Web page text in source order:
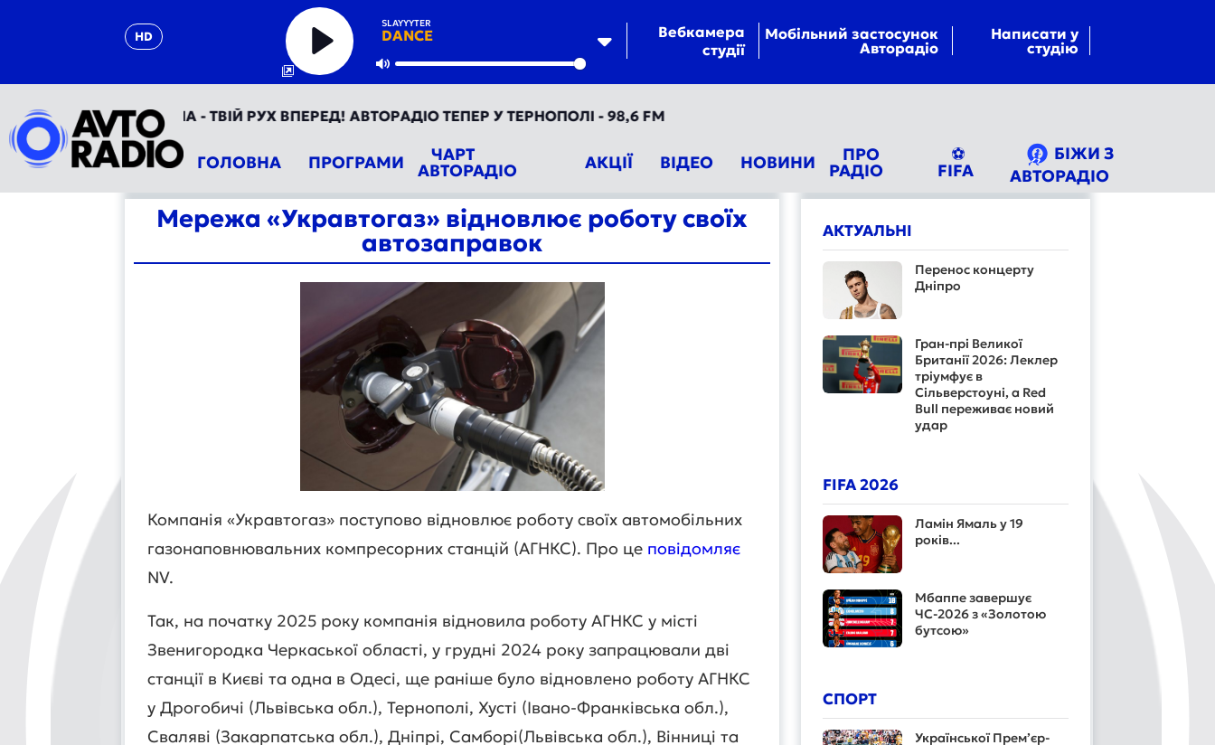
HD
SLAYYYTER
DANCE
Play
Mute
Вебкамера
студії
Мобільний застосунок
Авторадіо
Написати у
студію
АВТОРАДІО УКРАЇНА - ТВІЙ РУХ ВПЕРЕД! АВТОРАДІО ТЕПЕР У ТЕРНОПОЛІ - 98,6 FM
ГОЛОВНА ПРОГРАМИ ЧАРТ
АВТОРАДІО АКЦІЇ ВІДЕО НОВИНИ ПРО
РАДІО
⚽
FIFA
БІЖИ З
АВТОРАДІО
Мережа «Укравтогаз» відновлює роботу своїх
автозаправок
Компанія «Укравтогаз» поступово відновлює роботу своїх автомобільних
газонаповнювальних компресорних станцій (АГНКС). Про це повідомляє
NV.
Так, на початку 2025 року компанія відновила роботу АГНКС у місті
Звенигородка Черкаської області, у грудні 2024 року запрацювали дві
станції в Києві та одна в Одесі, ще раніше було відновлено роботу АГНКС
у Дрогобичі (Львівська обл.), Тернополі, Хусті (Івано-Франківська обл.),
Сваляві (Закарпатська обл.), Дніпрі, Самборі(Львівська обл.), Вінниці та
АКТУАЛЬНІ
Перенос концерту
Дніпро
Гран-прі Великої
Британії 2026: Леклер
тріумфує в
Сільверстоуні, а Red
Bull переживає новий
удар
FIFA 2026
Ламін Ямаль у 19
років...
Мбаппе завершує
ЧС-2026 з «Золотою
бутсою»
СПОРТ
Української Прем’єр-